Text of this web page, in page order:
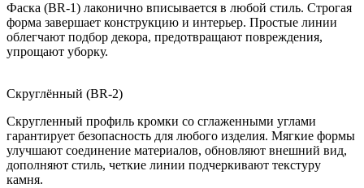
Фаска (BR-1) лаконично вписывается в любой стиль. Строгая
форма завершает конструкцию и интерьер. Простые линии
облегчают подбор декора, предотвращают повреждения,
упрощают уборку.
Скруглённый (BR-2)
Скругленный профиль кромки со сглаженными углами
гарантирует безопасность для любого изделия. Мягкие формы
улучшают соединение материалов, обновляют внешний вид,
дополняют стиль, четкие линии подчеркивают текстуру
камня.